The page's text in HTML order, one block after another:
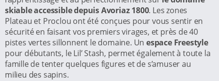
skiable accessible depuis Avoriaz 1800. Les zones
Plateau et Proclou ont été conçues pour vous sentir en
sécurité en faisant vos premiers virages, et près de 40
pistes vertes sillonnent le domaine. Un espace Freestyle
pour débutants, le Lil’ Stash, permet également à toute la
famille de tenter quelques figures et de s’amuser au
milieu des sapins.